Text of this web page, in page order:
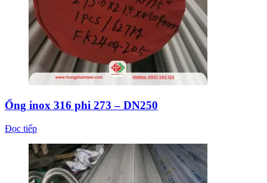
Ống inox 316 phi 273 – DN250
Đọc tiếp